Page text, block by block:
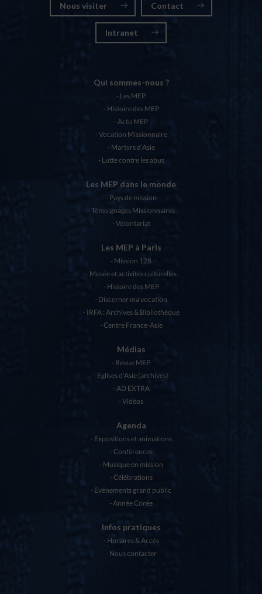
Nous visiter Contact
Intranet
Qui sommes-nous ?
Les MEP
Histoire des MEP
Actu MEP
Vocation Missionnaire
Martyrs d’Asie
Lutte contre les abus
Les MEP dans le monde
Pays de mission
Témoignages Missionnaires
Volontariat
Les MEP à Paris
Mission 128
Musée et activités culturelles
Histoire des MEP
Discerner ma vocation
IRFA : Archives & Bibliothèque
Centre France-Asie
Médias
Revue MEP
Eglises d’Asie (archives)
AD EXTRA
Vidéos
Agenda
Expositions et animations
Conférences
Musique en mission
Célébrations
Evénements grand public
Année Corée
Infos pratiques
Horaires & Accès
Nous contacter